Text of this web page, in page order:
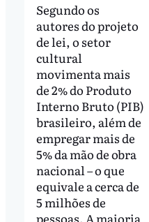
Segundo os
autores do projeto
de lei, o setor
cultural
movimenta mais
de 2% do Produto
Interno Bruto (PIB)
brasileiro, além de
empregar mais de
5% da mão de obra
nacional – o que
equivale a cerca de
5 milhões de
pessoas. A maioria